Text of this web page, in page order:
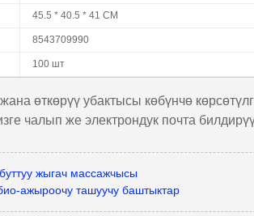
45.5 * 40.5 * 41 CM
8543709990
100 шт
өткөрүү убактысы көбүнчө
чалып же электрондук почта
жыгач массажчысы
ажыроочу ташуучу баштыктар